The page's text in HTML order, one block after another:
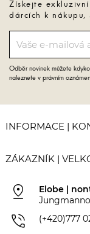
Získejte
dárcích k nákupu,
Odběr novinek můžete
naleznete v právním
INFORMACE |
ZÁKAZNÍK |
pin_drop
Elobe |
phone_in_talk (+420)777